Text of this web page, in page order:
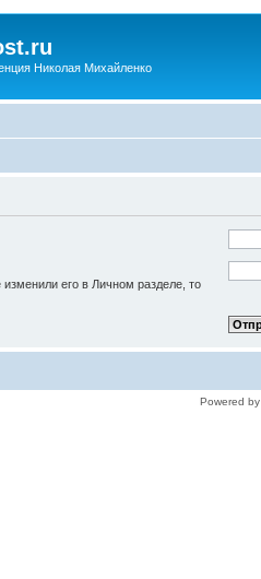
Николая Михайленко
его в Личном разделе, то
Powered by